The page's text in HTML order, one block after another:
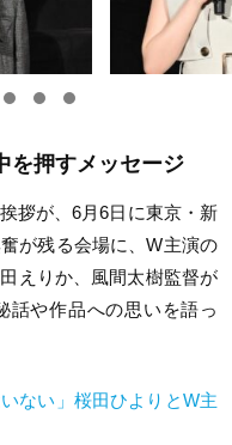
を押すメッセージ
拶が、6月6日に東京・新
が残る会場に、W主演の
えりか、風間太樹監督が
話や作品への思いを語っ
ない」桜田ひよりとW主